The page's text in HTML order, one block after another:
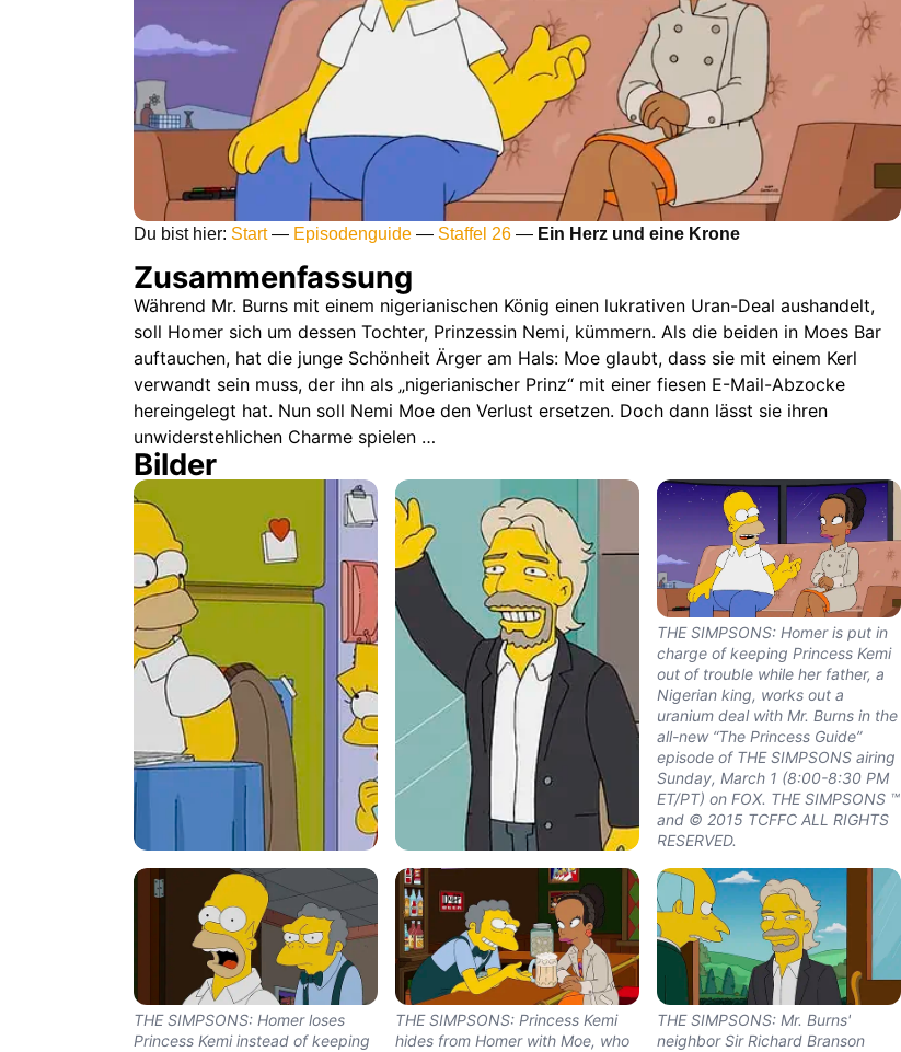
Du bist hier: Start— Episodenguide — Staffel 26 — Ein Herz und eine Krone
Zusammenfassung
Während Mr. Burns mit einem nigerianischen König einen lukrativen Uran-Deal aushandelt,
soll Homer sich um dessen Tochter, Prinzessin Nemi, kümmern. Als die beiden in Moes Bar
auftauchen, hat die junge Schönheit Ärger am Hals: Moe glaubt, dass sie mit einem Kerl
verwandt sein muss, der ihn als „nigerianischer Prinz“ mit einer fiesen E-Mail-Abzocke
hereingelegt hat. Nun soll Nemi Moe den Verlust ersetzen. Doch dann lässt sie ihren
unwiderstehlichen Charme spielen …
Bilder
THE SIMPSONS: Homer takes
Lisa with him for "take your
daughter to work day" at the
nuclear plant in the all-new ÒThe
Princess GuideÓ episode of THE
SIMPSONS airing Sunday, March
1 (8:00-8:30 PM ET/PT) on FOX.
THE SIMPSONS ª and © 2015
TCFFC ALL RIGHTS RESERVED.
THE SIMPSONS: Sir Richard
Branson guest-voices as himself
in the all-new ÒThe Princess
GuideÓ episode of THE
SIMPSONS airing Sunday, March
1 (8:00-8:30 PM ET/PT) on FOX.
THE SIMPSONS ª and © 2015
TCFFC ALL RIGHTS RESERVED.
THE SIMPSONS: Homer is put in
charge of keeping Princess Kemi
out of trouble while her father, a
Nigerian king, works out a
uranium deal with Mr. Burns in the
all-new “The Princess Guide”
episode of THE SIMPSONS airing
Sunday, March 1 (8:00-8:30 PM
ET/PT) on FOX. THE SIMPSONS ™
and © 2015 TCFFC ALL RIGHTS
RESERVED.
THE SIMPSONS: Homer loses
Princess Kemi instead of keeping
THE SIMPSONS: Princess Kemi
hides from Homer with Moe, who
THE SIMPSONS: Mr. Burns'
neighbor Sir Richard Branson